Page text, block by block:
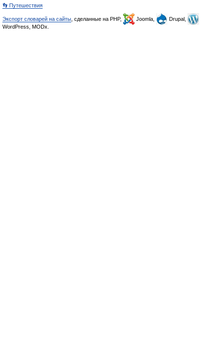
👣 Путешествия
Экспорт словарей на сайты , сделанные на PHP, Joomla,
Drupal,
WordPress, MODx.